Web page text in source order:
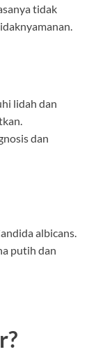
tidak
lidah dan
dan
albicans.
putih dan